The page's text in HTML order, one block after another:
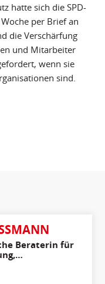
hatte sich die SPD-
per Brief an
die Verschärfung
und Mitarbeiter
wenn sie
sind.
Beraterin für